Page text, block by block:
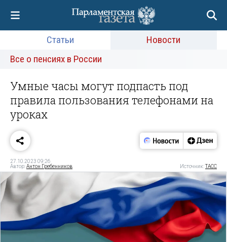
Статьи
Новости
Все о пенсиях в России
Умные часы могут подпасть под
правила пользования телефонами на
уроках
27.10.2023 09:26
Автор:Антон Гребенников Источник:ТАСС